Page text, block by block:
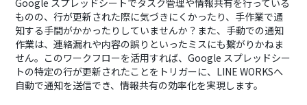
Google スプレッドシートでタスク管理や情報共有を行っている
ものの、行が更新された際に気づきにくかったり、手作業で通
知する手間がかかったりしていませんか？また、手動での通知
作業は、連絡漏れや内容の誤りといったミスにも繋がりかねま
せん。このワークフローを活用すれば、Google スプレッドシー
トの特定の行が更新されたことをトリガーに、LINE WORKSへ
自動で通知を送信でき、情報共有の効率化を実現します。